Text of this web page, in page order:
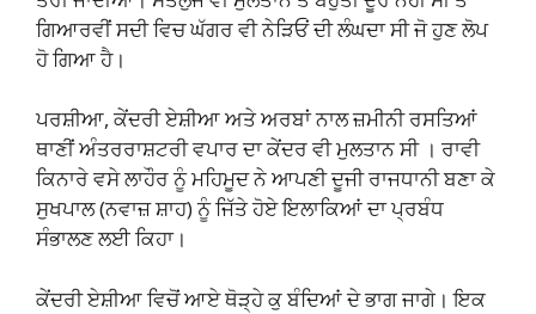
ਗਿਆਰਵੀਂ ਸਦੀ ਵਿਚ ਘੱਗਰ ਵੀ ਨੇੜਿਓਂ ਦੀ ਲੰਘਦਾ ਸੀ ਜੋ ਹੁਣ ਲੋਪ
ਹੋ ਗਿਆ ਹੈ।
ਪਰਸ਼ੀਆ, ਕੇਂਦਰੀ ਏਸ਼ੀਆ ਅਤੇ ਅਰਬਾਂ ਨਾਲ ਜ਼ਮੀਨੀ ਰਸਤਿਆਂ
ਥਾਣੀਂ ਅੰਤਰਰਾਸ਼ਟਰੀ ਵਪਾਰ ਦਾ ਕੇਂਦਰ ਵੀ ਮੁਲਤਾਨ ਸੀ । ਰਾਵੀ
ਕਿਨਾਰੇ ਵਸੇ ਲਾਹੌਰ ਨੂੰ ਮਹਿਮੂਦ ਨੇ ਆਪਣੀ ਦੂਜੀ ਰਾਜਧਾਨੀ ਬਣਾ ਕੇ
ਸੁਖਪਾਲ (ਨਵਾਜ਼ ਸ਼ਾਹ) ਨੂੰ ਜਿੱਤੇ ਹੋਏ ਇਲਾਕਿਆਂ ਦਾ ਪ੍ਰਬੰਧ
ਸੰਭਾਲਣ ਲਈ ਕਿਹਾ।
ਕੇਂਦਰੀ ਏਸ਼ੀਆ ਵਿਚੋਂ ਆਏ ਥੋੜ੍ਹੇ ਕੁ ਬੰਦਿਆਂ ਦੇ ਭਾਗ ਜਾਗੇ। ਇਕ